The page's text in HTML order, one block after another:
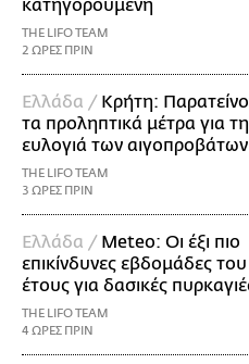
κατηγορούμενη
THE LIFO TEAM
2 ΩΡΕΣ ΠΡΙΝ
Ελλάδα / Κρήτη:
τα προληπτικά μέτρα για
ευλογιά των αιγοπροβάτων
THE LIFO TEAM
3 ΩΡΕΣ ΠΡΙΝ
Ελλάδα / Meteo: Οι έξι πιο
επικίνδυνες εβδομάδες του
έτους για δασικές
THE LIFO TEAM
4 ΩΡΕΣ ΠΡΙΝ